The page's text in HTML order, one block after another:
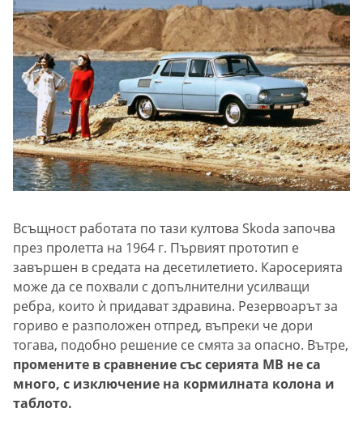
Всъщност работата по тази култова Skoda започва
през пролетта на 1964 г. Първият прототип е
завършен в средата на десетилетието. Каросерията
може да се похвали с допълнителни усилващи
ребра, които ѝ придават здравина. Резервоарът за
гориво е разположен отпред, въпреки че дори
тогава, подобно решение се смята за опасно. Вътре,
промените в сравнение със серията MB не са
много, с изключение на кормилната колона и
таблото.